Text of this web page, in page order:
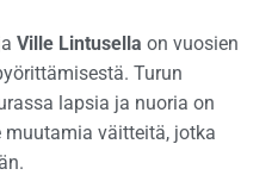
Ville Lintusella on vuosien
Turun
lapsia ja nuoria on
muutamia väitteitä, jotka